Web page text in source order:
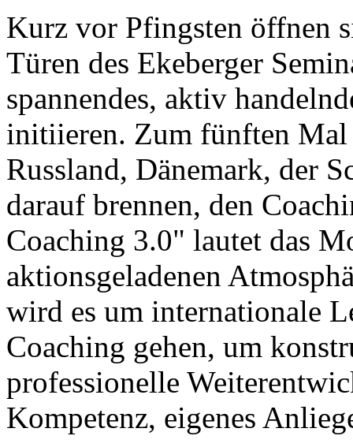
Kurz vor Pfingsten öffnen
Türen des Ekeberger
spannendes, aktiv
initiieren. Zum fünften Mal
Russland, Dänemark, der
darauf brennen, den
Coaching 3.0" lautet das
aktionsgeladenen
wird es um internationale
Coaching gehen, um
professionelle
Kompetenz, eigenes